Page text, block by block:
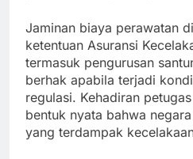
Jaminan biaya perawatan
ketentuan Asuransi
termasuk pengurusan
berhak apabila terjadi
regulasi. Kehadiran
bentuk nyata bahwa
yang terdampak